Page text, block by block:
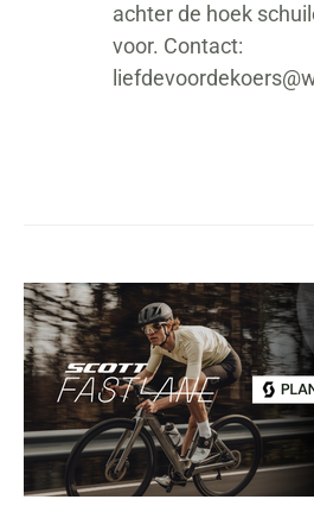
achter de hoek
voor. Contact: